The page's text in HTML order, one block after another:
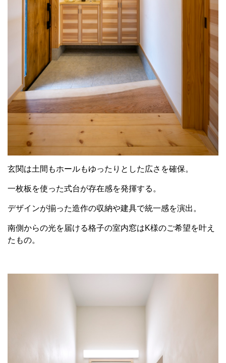
玄関は土間もホールもゆったりとした広さを確保。
一枚板を使った式台が存在感を発揮する。
デザインが揃った造作の収納や建具で統一感を演出。
南側からの光を届ける格子の室内窓はK様のご希望を叶え
たもの。